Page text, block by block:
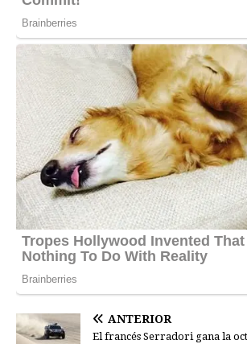
ANTERIOR
El francés Serradori gana la